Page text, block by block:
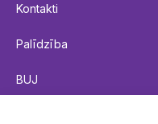
Kontakti
Palīdzība
BUJ